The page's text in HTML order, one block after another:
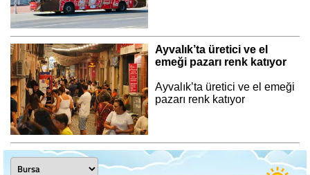
Ayvalık’ta üretici ve el
emeği pazarı renk katıyor
Ayvalık’ta üretici ve el emeği
pazarı renk katıyor